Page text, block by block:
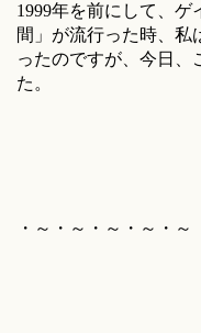
1999年を前にして、ゲ
間」が流行った時、私
ったのですが、今日、
た。
・～・～・～・～・～